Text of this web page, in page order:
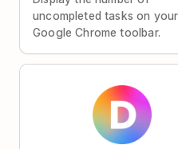
uncompleted tasks on your
Google Chrome toolbar.